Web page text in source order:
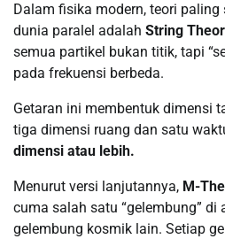
Dalam fisika modern, teori
dunia paralel adalah String
semua partikel bukan titik, tapi
pada frekuensi berbeda.
Getaran ini membentuk dimensi
tiga dimensi ruang dan satu
dimensi atau lebih.
Menurut versi lanjutannya, M-
cuma salah satu “gelembung” di
gelembung kosmik lain. Setiap